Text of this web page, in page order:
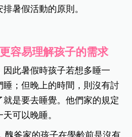
暑假活動的原則。
容易理解孩子的需求
此暑假時孩子若想多睡一
睡；但晚上的時間，則沒有討
是要去睡覺。他們家的規定
可以晚睡。